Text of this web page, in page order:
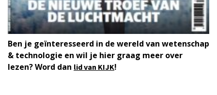
Ben je geïnteresseerd in de wereld van wetenschap
& technologie en wil je hier graag meer over
lezen? Word dan lid van KIJK!